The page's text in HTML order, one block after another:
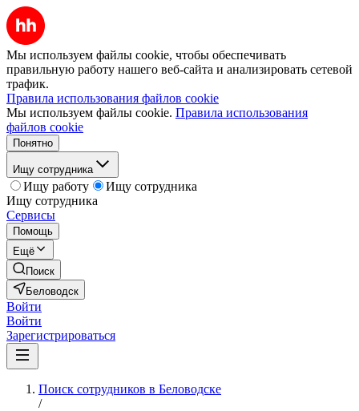
Мы используем файлы cookie, чтобы обеспечивать
правильную работу нашего веб-сайта и анализировать сетевой
трафик.
Правила использования файлов cookie
Мы используем файлы cookie. Правила использования
файлов cookie
Понятно
Ищу сотрудника
Ищу работу
Ищу сотрудника
Ищу сотрудника
Сервисы
Помощь
Ещё
Поиск
Беловодск
Войти
Войти
Зарегистрироваться
Поиск сотрудников в Беловодске
/